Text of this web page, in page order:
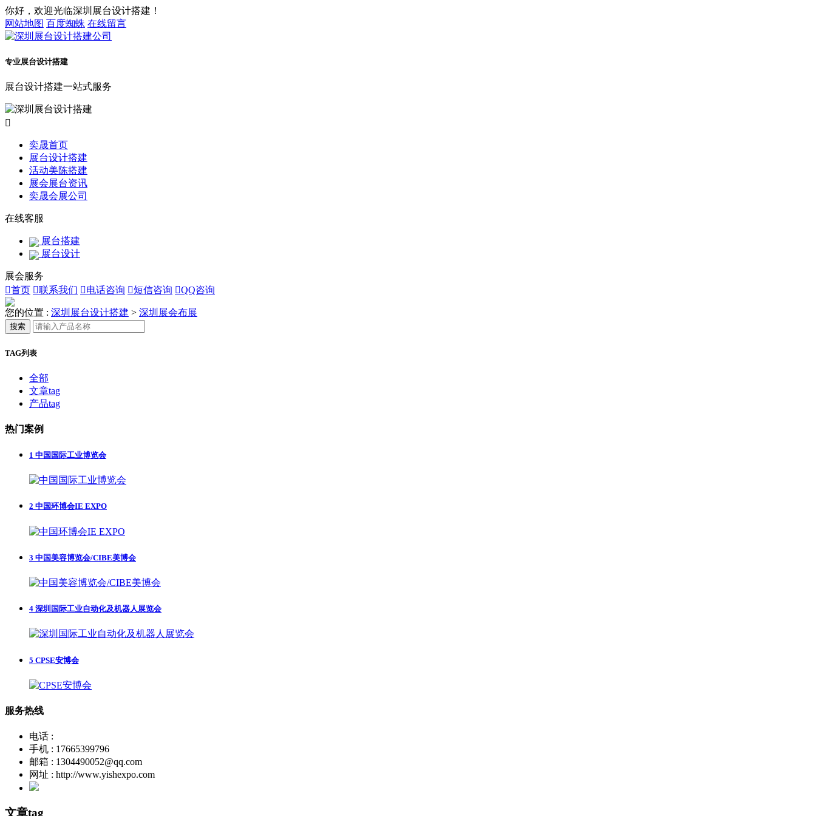
你好，欢迎光临深圳展台设计搭建！
网站地图 百度蜘蛛 在线留言
专业展台设计搭建
展台设计搭建一站式服务

奕晟首页
展台设计搭建
活动美陈搭建
展会展台资讯
奕晟会展公司
在线客服
展台搭建
展台设计
展会服务
首页 联系我们 电话咨询 短信咨询 QQ咨询
您的位置 : 深圳展台设计搭建 > 深圳展会布展
搜索
TAG列表
全部
文章tag
产品tag
热门案例
1 中国国际工业博览会
2 中国环博会IE EXPO
3 中国美容博览会/CIBE美博会
4 深圳国际工业自动化及机器人展览会
5 CPSE安博会
服务热线
电话 :
手机 : 17665399796
邮箱 : 1304490052@qq.com
网址 : http://www.yishexpo.com
文章tag